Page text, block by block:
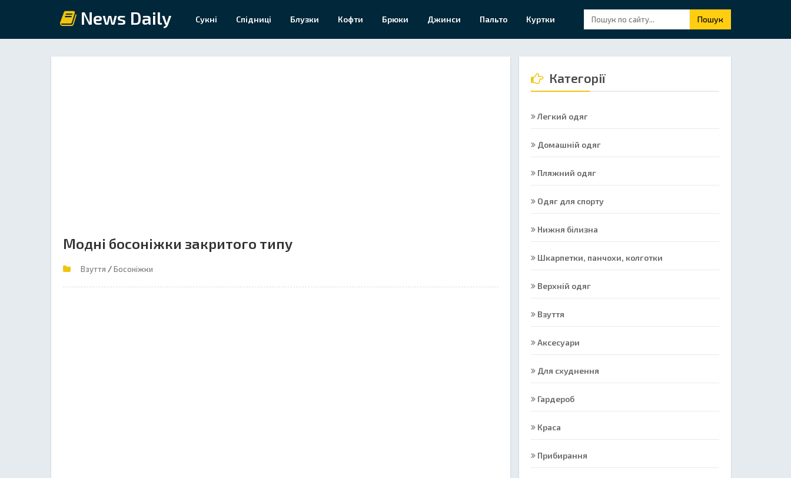
News Daily Сукні Спідниці Блузки Кофти Брюки Джинси Пальто Куртки Пошук
Модні босоніжки закритого типу
Взуття /Босоніжки
Категорії
Легкий одяг
Домашній одяг
Пляжний одяг
Одяг для спорту
Нижня білизна
Шкарпетки, панчохи, колготки
Верхній одяг
Взуття
Аксесуари
Для схуднення
Гардероб
Краса
Прибирання